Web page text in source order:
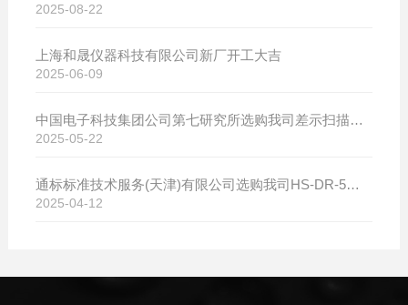
2025-08-22
上海和晟仪器科技有限公司新厂开工大吉
2025-06-09
中国电子科技集团公司第七研究所选购我司差示扫描量热仪
2025-05-22
通标标准技术服务(天津)有限公司选购我司HS-DR-5导热系数测试仪
2025-04-12